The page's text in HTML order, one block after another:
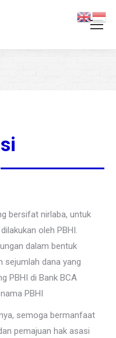
bersifat nirlaba, untuk
oleh PBHI.
dalam bentuk
sejumlah dana yang
PBHI di Bank BCA
PBHI
semoga bermanfaat
pemajuan hak asasi